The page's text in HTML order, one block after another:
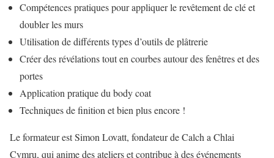
Compétences pratiques pour appliquer le revêtement de clé et
doubler les murs
Utilisation de différents types d’outils de plâtrerie
Créer des révélations tout en courbes autour des fenêtres et des
portes
Application pratique du body coat
Techniques de finition et bien plus encore !
Le formateur est Simon Lovatt, fondateur de Calch a Chlai
Cymru, qui anime des ateliers et contribue à des événements